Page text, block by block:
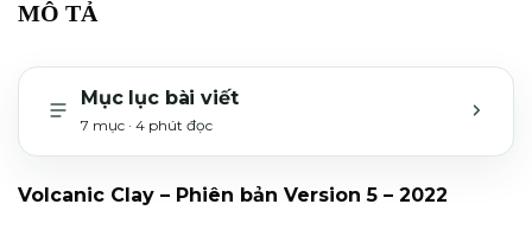
MÔ TẢ
Mục lục bài viết
7 mục · 4 phút đọc
Volcanic Clay – Phiên bản Version 5 – 2022